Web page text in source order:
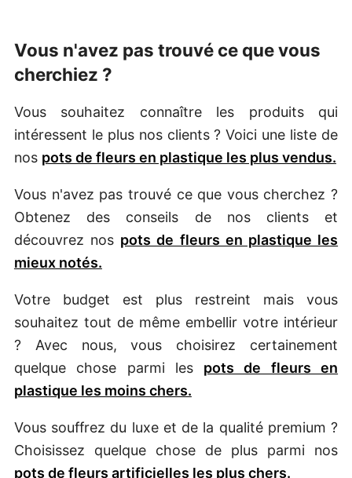
Vous n'avez pas trouvé ce que vous
cherchiez ?
Vous souhaitez connaître les produits qui
intéressent le plus nos clients ? Voici une liste de
nos pots de fleurs en plastique les plus vendus.
Vous n'avez pas trouvé ce que vous cherchez ?
Obtenez des conseils de nos clients et
découvrez nos pots de fleurs en plastique les
mieux notés.
Votre budget est plus restreint mais vous
souhaitez tout de même embellir votre intérieur
? Avec nous, vous choisirez certainement
quelque chose parmi les pots de fleurs en
plastique les moins chers.
Vous souffrez du luxe et de la qualité premium ?
Choisissez quelque chose de plus parmi nos
pots de fleurs artificielles les plus chers.